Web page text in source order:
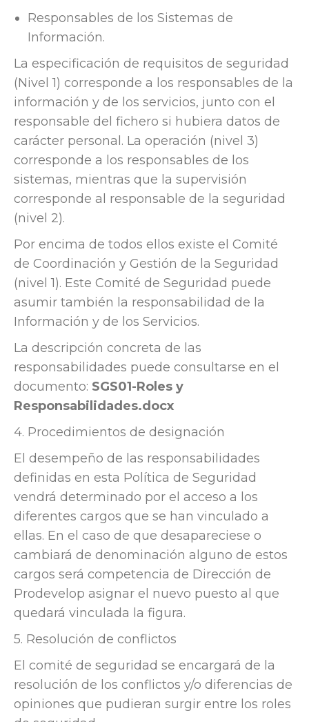
Responsables de los Sistemas de
Información.
La especificación de requisitos de seguridad
(Nivel 1) corresponde a los responsables de la
información y de los servicios, junto con el
responsable del fichero si hubiera datos de
carácter personal. La operación (nivel 3)
corresponde a los responsables de los
sistemas, mientras que la supervisión
corresponde al responsable de la seguridad
(nivel 2).
Por encima de todos ellos existe el Comité
de Coordinación y Gestión de la Seguridad
(nivel 1). Este Comité de Seguridad puede
asumir también la responsabilidad de la
Información y de los Servicios.
La descripción concreta de las
responsabilidades puede consultarse en el
documento: SGS01-Roles y
Responsabilidades.docx
4. Procedimientos de designación
El desempeño de las responsabilidades
definidas en esta Política de Seguridad
vendrá determinado por el acceso a los
diferentes cargos que se han vinculado a
ellas. En el caso de que desapareciese o
cambiará de denominación alguno de estos
cargos será competencia de Dirección de
Prodevelop asignar el nuevo puesto al que
quedará vinculada la figura.
5. Resolución de conflictos
El comité de seguridad se encargará de la
resolución de los conflictos y/o diferencias de
opiniones que pudieran surgir entre los roles